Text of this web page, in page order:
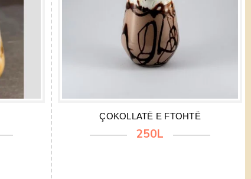
ÇOKOLLATË E FTOHTË
250L